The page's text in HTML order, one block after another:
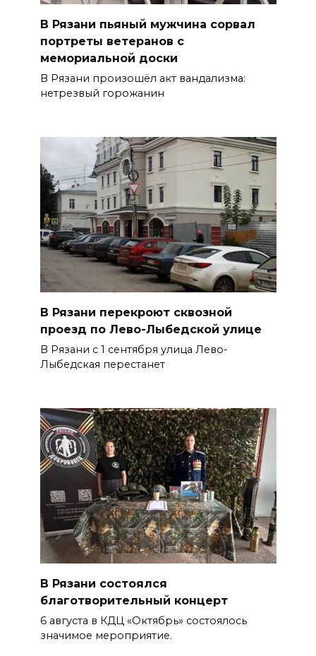
В Рязани пьяный мужчина сорвал
портреты ветеранов с
мемориальной доски
В Рязани произошёл акт вандализма:
нетрезвый горожанин
В Рязани перекроют сквозной
проезд по Лево-Лыбедской улице
В Рязани с 1 сентября улица Лево-
Лыбедская перестанет
В Рязани состоялся
благотворительный концерт
6 августа в КДЦ «Октябрь» состоялось
значимое мероприятие.